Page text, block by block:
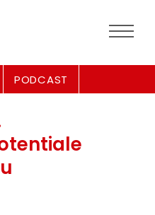
PODCAST